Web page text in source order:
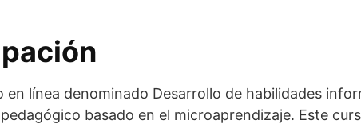
línea denominado Desarrollo de habilidades
basado en el microaprendizaje. Este